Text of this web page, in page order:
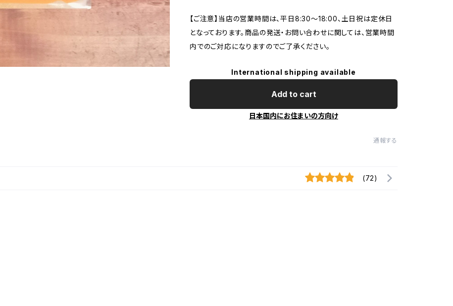
【ご注意】当店の営業時間は、平日8:30～18:00、土日祝は定休日
となっております。商品の発送・お問い合わせに関しては、営業時間
内でのご対応になりますのでご了承ください。
International shipping available
Add to cart
日本国内にお住まいの方向け
通報する
(72)